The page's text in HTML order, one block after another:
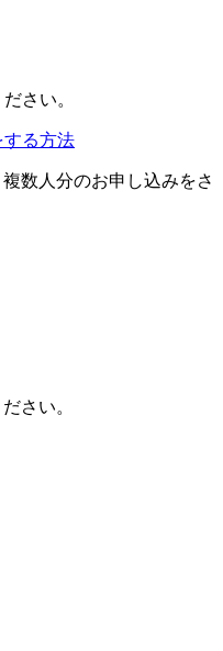
さい。
する方法
数人分のお申し込みをさ
さい。